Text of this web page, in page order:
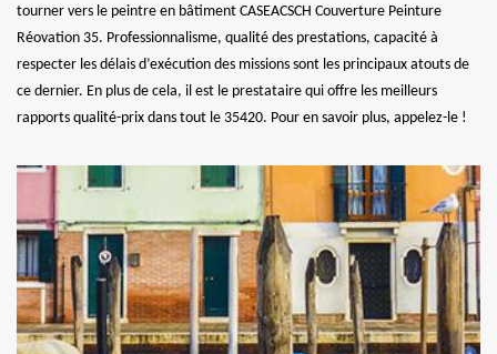
tourner vers le peintre en bâtiment CASEACSCH Couverture Peinture
Réovation 35. Professionnalisme, qualité des prestations, capacité à
respecter les délais d’exécution des missions sont les principaux atouts de
ce dernier. En plus de cela, il est le prestataire qui offre les meilleurs
rapports qualité-prix dans tout le 35420. Pour en savoir plus, appelez-le !